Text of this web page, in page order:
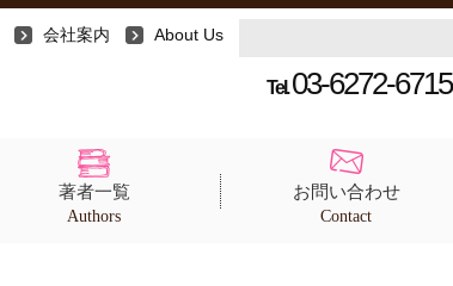
会社案内
About Us
Tel. 03-6272-6715
著者一覧
Authors
お問い合わせ
Contact